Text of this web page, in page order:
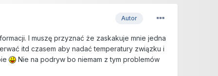
Autor
I muszę przyznać że zaskakuje mnie jedna
itd czasem aby nadać temperatury związku i
Nie na podryw bo niemam z tym problemów